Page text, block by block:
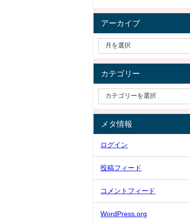
アーカイブ
カテゴリー
メタ情報
ログイン
投稿フィード
コメントフィード
WordPress.org